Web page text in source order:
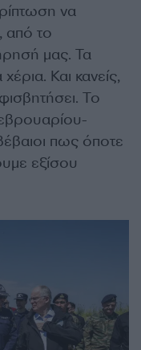
να
από το
μας. Τα
Και κανείς,
Το
πως όποτε
εξίσου